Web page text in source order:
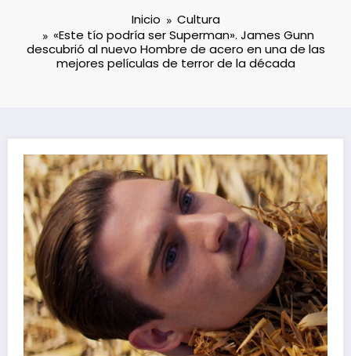
Inicio
Cultura
«Este tío podría ser Superman». James Gunn
descubrió al nuevo Hombre de acero en una de las
mejores películas de terror de la década